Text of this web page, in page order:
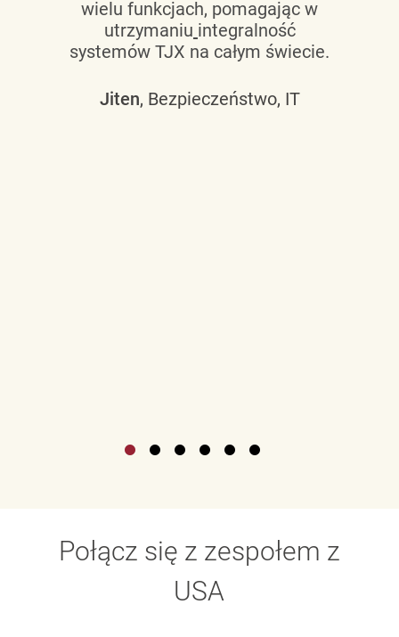
wielu funkcjach, pomagając w
utrzymaniu integralność
systemów TJX na całym świecie.
Jiten, Bezpieczeństwo, IT
Połącz się z zespołem z
USA